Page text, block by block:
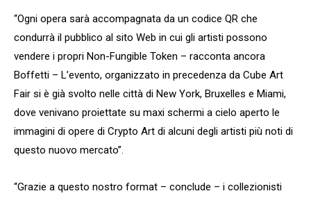
“Ogni opera sarà accompagnata da un codice QR che
condurrà il pubblico al sito Web in cui gli artisti possono
vendere i propri Non-Fungible Token – racconta ancora
Boffetti – L’evento, organizzato in precedenza da Cube Art
Fair si è già svolto nelle città di New York, Bruxelles e Miami,
dove venivano proiettate su maxi schermi a cielo aperto le
immagini di opere di Crypto Art di alcuni degli artisti più noti di
questo nuovo mercato”.
“Grazie a questo nostro format – conclude – i collezionisti